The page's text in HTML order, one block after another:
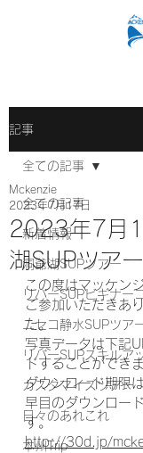
記事
全ての記事
新着情報
洞爺湖SUPツアー
リバーSUPビギナー
ニセコ静水SUPツア
リバーSUPスキルア
カスタマイズツアー
日々のあれこれ
本州Trip
全ての記事
2023年7月
湖SUPツアー
Mckenzie
2023年7月17日
この度はマッケン
ご参加いただきあ
た。
写真データは下記
ドすることができ
ダウンロード期限
早目のダウンロー
す。
http://30d.jp/